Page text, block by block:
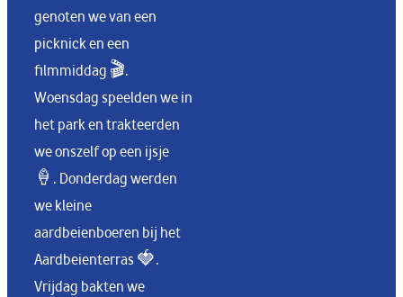
genoten we van een
picknick en een
filmmiddag 🎬.
Woensdag speelden we in
het park en trakteerden
we onszelf op een ijsje
🍦. Donderdag werden
we kleine
aardbeienboeren bij het
Aardbeienterras 🍓.
Vrijdag bakten we